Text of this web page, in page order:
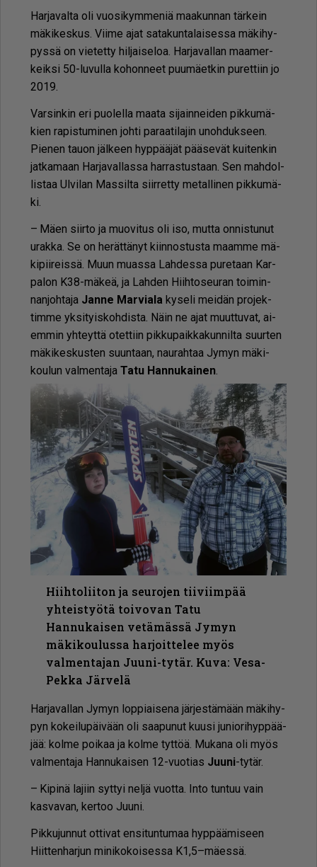
Har­ja­val­ta oli vuo­si­kym­me­niä maa­kun­nan tär­kein
mä­ki­kes­kus. Vii­me ajat sa­ta­kun­ta­lai­ses­sa mä­ki­hy­
pys­sä on vie­tet­ty hil­jai­se­loa. Har­ja­val­lan maa­mer­
keik­si 50-lu­vul­la ko­hon­neet puu­mä­et­kin pu­ret­tiin jo
2019.
Var­sin­kin eri puo­lel­la maa­ta si­jain­nei­den pik­ku­mä­
kien ra­pis­tu­mi­nen joh­ti pa­raa­ti­la­jin unoh­duk­seen.
Pie­nen tau­on jäl­keen hyp­pää­jät pää­se­vät kui­ten­kin
jat­ka­maan Har­ja­val­las­sa har­ras­tus­taan. Sen mah­dol­
lis­taa Ul­vi­lan Mas­sil­ta siir­ret­ty me­tal­li­nen pik­ku­mä­
ki.
– Mäen siir­to ja muo­vi­tus oli iso, mut­ta on­nis­tu­nut
urak­ka. Se on he­rät­tä­nyt kiin­nos­tus­ta maam­me mä­
ki­pii­reis­sä. Muun mu­as­sa Lah­des­sa pu­re­taan Kar­
pa­lon K38-mä­keä, ja Lah­den Hiih­to­seu­ran toi­min­
nan­joh­ta­jaJan­ne Mar­vi­a­la ky­se­li mei­dän pro­jek­
tim­me yk­si­tyis­koh­dis­ta. Näin ne ajat muut­tu­vat, ai­
em­min yh­teyt­tä otet­tiin pik­ku­paik­ka­kun­nil­ta suur­ten
mä­ki­kes­kus­ten suun­taan, nau­rah­taa Jy­myn mä­ki­
kou­lun val­men­ta­ja Tatu Han­nu­kai­nen.
Hiihtoliiton ja seurojen tiiviimpää
yhteistyötä toivovan Tatu
Hannukaisen vetämässä Jymyn
mäkikoulussa harjoittelee myös
valmentajan Juuni-tytär. Kuva: Vesa-
Pekka Järvelä
Har­ja­val­lan Jy­myn lop­pi­ai­se­na jär­jes­tä­mään mä­ki­hy­
pyn ko­kei­lu­päi­vään oli saa­pu­nut kuu­si ju­ni­o­ri­hyp­pää­
jää: kol­me poi­kaa ja kol­me tyt­töä. Mu­ka­na oli myös
val­men­ta­ja Han­nu­kai­sen 12-vuo­ti­as Juu­ni-ty­tär.
– Ki­pi­nä la­jiin syt­tyi nel­jä vuot­ta. In­to tun­tuu vain
kas­va­van, ker­too Juu­ni.
Pik­ku­jun­nut ot­ti­vat en­si­tun­tu­maa hyp­pää­mi­seen
Hiit­ten­har­jun mi­ni­ko­koi­ses­sa K1,5–mä­es­sä.